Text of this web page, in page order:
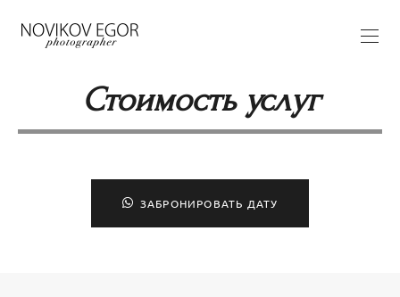
Стоимость услуг
ЗАБРОНИРОВАТЬ ДАТУ